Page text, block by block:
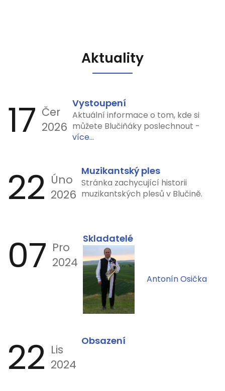
Aktuality
17 Čer
2026
Vystoupení
Aktuální informace o tom, kde si
můžete Blučiňáky poslechnout -
více...
22 Úno
2026
Muzikantský ples
Stránka zachycující historii
muzikantských plesů v Blučině.
07 Pro
2024
Skladatelé
Antonín Osička
22 Lis
2024
Obsazení